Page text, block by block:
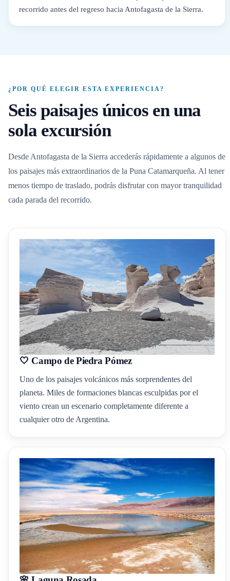
recorrido antes del regreso hacia Antofagasta de la Sierra.
¿POR QUÉ ELEGIR ESTA EXPERIENCIA?
Seis paisajes únicos en una
sola excursión
Desde Antofagasta de la Sierra accederás rápidamente a algunos de
los paisajes más extraordinarios de la Puna Catamarqueña. Al tener
menos tiempo de traslado, podrás disfrutar con mayor tranquilidad
cada parada del recorrido.
🤍 Campo de Piedra Pómez
Uno de los paisajes volcánicos más sorprendentes del
planeta. Miles de formaciones blancas esculpidas por el
viento crean un escenario completamente diferente a
cualquier otro de Argentina.